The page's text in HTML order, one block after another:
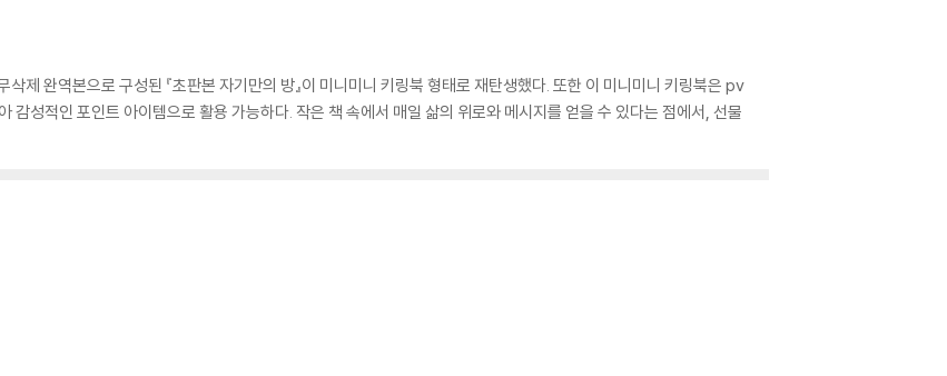
제 완역본으로 구성된 『초판본 자기만의 방』이 미니미니 키링북 형태로 재탄생했다. 또한 이 미니미니 키링북은 pv
감성적인 포인트 아이템으로 활용 가능하다. 작은 책 속에서 매일 삶의 위로와 메시지를 얻을 수 있다는 점에서, 선물